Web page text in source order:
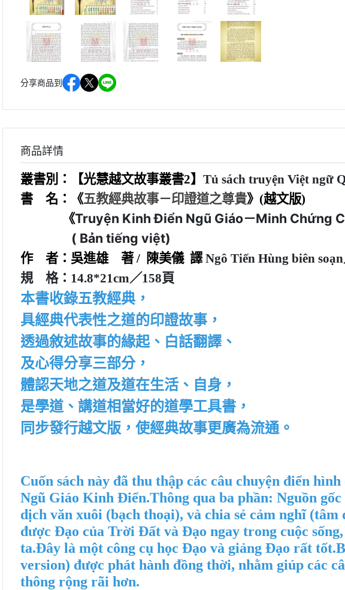
分享商品到
商品詳情
叢書別：【光慧越文故事叢書2】 Tủ sách truyện Việt ngữ
書 名：《五教經典故事－印證道之尊貴》(越文版)
《Truyện Kinh Điển Ngũ Giáo－Minh Chứng
( Bản tiếng việt)
作 者：吳進雄 著 / 陳美儀 譯Ngô Tiến Hùng biên
規 格：14.8*21cm／158頁
本書收錄五教經典，
具經典代表性之道的印證故事，
透過敘述故事的緣起、白話翻譯、
及心得分享三部分，
體認天地之道及道在生活、自身，
是學道、講道相當好的道學工具書，
同步發行越文版，使經典故事更廣為流通。
Cuốn sách này đã thu thập các câu chuyện điển
Ngũ Giáo Kinh Điển.Thông qua ba phần: Nguồn
dịch văn xuôi (bạch thoại), và chia sẻ cảm nghĩ (tâm
được Đạo của Trời Đất và Đạo ngay trong cuộc
ta.Đây là một công cụ học Đạo và giảng Đạo rất tốt.
version) được phát hành đồng thời, nhằm giúp các
thông rộng rãi hơn.